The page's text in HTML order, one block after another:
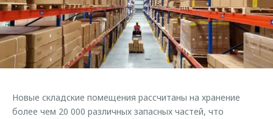
Новые складские помещения рассчитаны на хранение
более чем 20 000 различных запасных частей, что